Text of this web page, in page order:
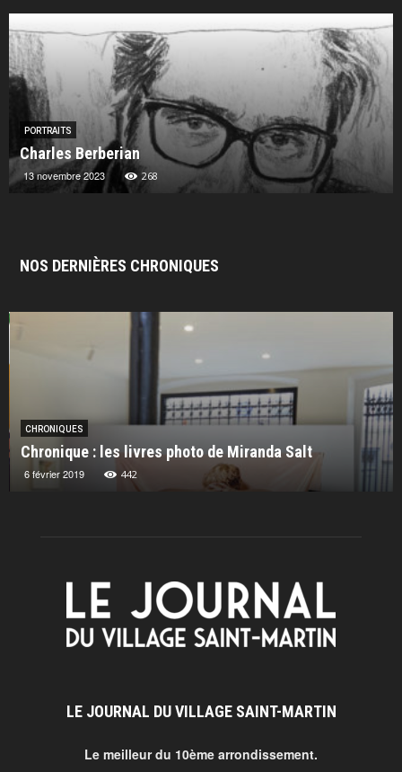
PORTRAITS
Charles Berberian
13 novembre 2023 268
NOS DERNIÈRES CHRONIQUES
CHRONIQUES
Chronique : les livres photo de Miranda Salt
6 février 2019 442
LE JOURNAL DU VILLAGE SAINT-MARTIN
Le meilleur du 10ème arrondissement.